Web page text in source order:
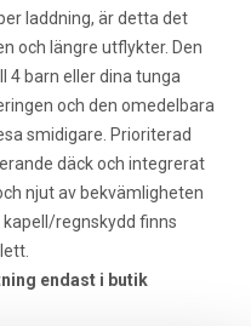
laddning, är detta det
och längre utflykter. Den
4 barn eller dina tunga
och den omedelbara
smidigare. Prioriterad
däck och integrerat
njut av bekvämligheten
regnskydd finns
endast i butik